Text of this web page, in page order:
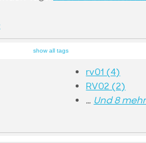
show all tags
rv01 (4)
RV02 (2)
… Und 8